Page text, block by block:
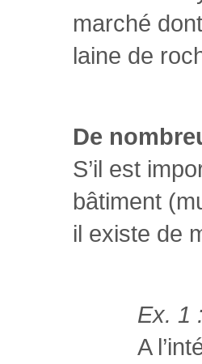
marché
laine de
De
S’il est
bâtiment
il existe de
Ex. 1
A